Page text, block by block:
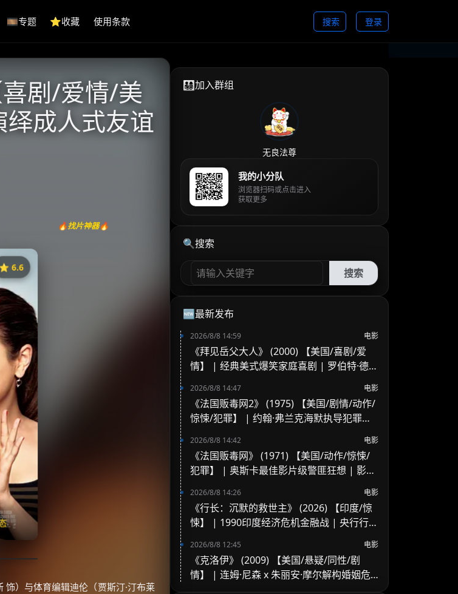
🎞️专题 ⭐️收藏 使用条款 搜索 登录
喜剧/爱情/美
成人式友谊
🔥找片神器🔥
⭐️ 6.6
饰）与体育编辑迪伦（贾斯汀·汀布莱
👨‍👩‍👧‍👦加入群组
无良法尊
我的小分队
浏览器扫码或点击进入
获取更多
🔍搜索
搜索
🆕最新发布
2026/8/8 14:59 电影
《拜见岳父大人》 (2000) 【美国/喜剧/爱
情】 | 经典美式爆笑家庭喜剧 | 罗伯特·德尼
2026/8/8 14:47 电影
《法国贩毒网2》 (1975) 【美国/剧情/动作/
惊悚/犯罪】 | 约翰·弗兰克海默执导犯罪续
2026/8/8 14:42 电影
《法国贩毒网》 (1971) 【美国/动作/惊悚/
犯罪】 | 奥斯卡最佳影片级警匪狂想 | 影史
2026/8/8 14:26 电影
《行长：沉默的救世主》 (2026) 【印度/惊
悚】 | 1990印度经济危机金融战 | 央行行长
2026/8/8 12:45 电影
《克洛伊》 (2009) 【美国/悬疑/同性/剧
情】 | 连姆·尼森 x 朱丽安·摩尔解构婚姻危